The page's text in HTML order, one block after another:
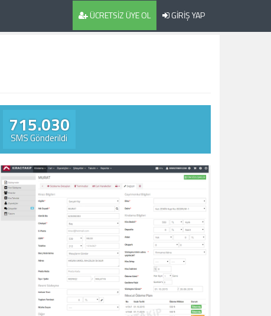
ÜCRETSİZ ÜYE OL GİRİŞ YAP
715.030
SMS Gönderildi